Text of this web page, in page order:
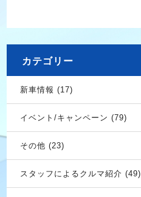
カテゴリー
新車情報 (17)
イベント/キャンペーン (79)
その他 (23)
スタッフによるクルマ紹介 (49)